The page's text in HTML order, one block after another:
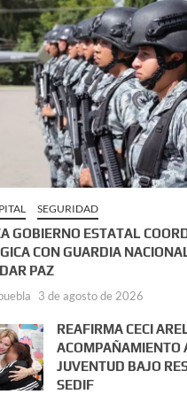
SEGURIDAD
GOBIERNO ESTATAL
CON GUARDIA
PAZ
3 de agosto de 2026
REAFIRMA CECI
ACOMPAÑAMIENTO
JUVENTUD BAJO
SEDIF